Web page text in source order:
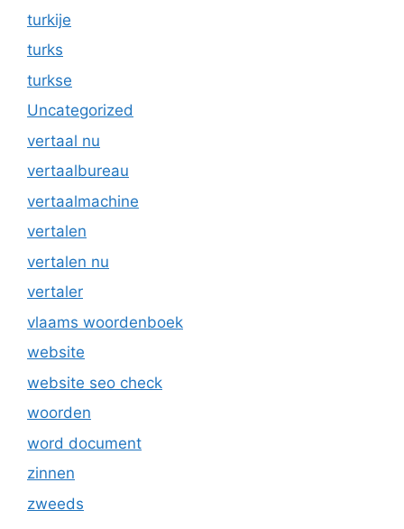
turkije
turks
turkse
Uncategorized
vertaal nu
vertaalbureau
vertaalmachine
vertalen
vertalen nu
vertaler
vlaams woordenboek
website
website seo check
woorden
word document
zinnen
zweeds